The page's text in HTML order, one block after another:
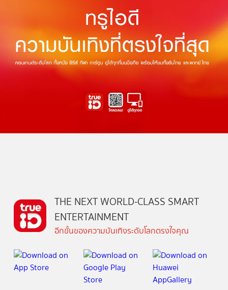
THE NEXT WORLD-CLASS SMART
ENTERTAINMENT
อีกขั้นของความบันเทิงระดับโลกตรงใจคุณ